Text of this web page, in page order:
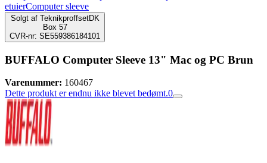
etuierComputer sleeve
Solgt af TeknikproffsetDK
Box 57
CVR-nr: SE559386184101
BUFFALO Computer Sleeve 13" Mac og PC Brun
Varenummer: 160467
Dette produkt er endnu ikke blevet bedømt.0